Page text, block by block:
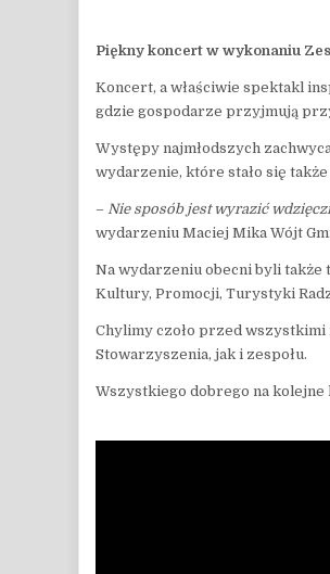
Piękny koncert w wykonaniu
Koncert, a właściwie spektakl
gdzie gospodarze przyjmują
Występy najmłodszych
wydarzenie, które stało się
– Nie sposób jest wyrazić
wydarzeniu Maciej Mika Wójt
Na wydarzeniu obecni byli także
Kultury, Promocji, Turystyki
Chylimy czoło przed
Stowarzyszenia, jak i zespołu.
Wszystkiego dobrego na